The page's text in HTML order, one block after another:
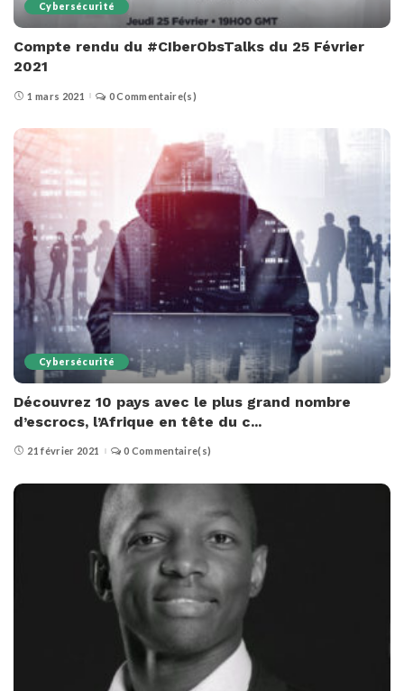
Cybersécurité
Compte rendu du #CIberObsTalks du 25 Février
2021
1 mars 2021 0 Commentaire(s)
Cybersécurité
Découvrez 10 pays avec le plus grand nombre
d’escrocs, l’Afrique en tête du c...
21 février 2021 0 Commentaire(s)